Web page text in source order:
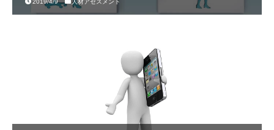
2019/4/9 人材アセスメント